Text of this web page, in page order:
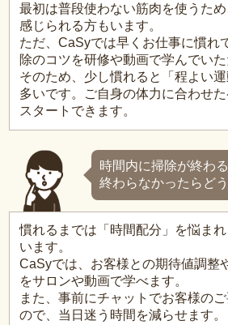
最初は普段使わない筋肉を使うた
感じられる方もいます。
ただ、CaSyでは早くお仕事に慣れ
除のコツを研修や動画で学んでいた
そのため、少し慣れると「程よい
多いです。ご自身の体力に合わせた
スタートできます。
時間内に掃除が終わ
終わらなかったらど
慣れるまでは「時間配分」を悩ま
います。
CaSyでは、お客様との期待値調整
をサロンや動画で学べます。
また、事前にチャットでお客様の
ので、当日迷う時間を減らせます。